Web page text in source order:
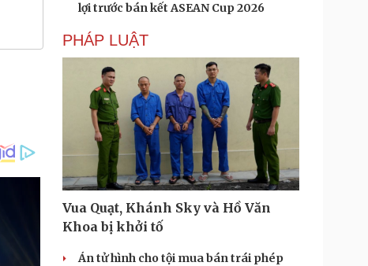
lợi trước bán kết ASEAN Cup 2026
PHÁP LUẬT
Vua Quạt, Khánh Sky và Hồ Văn
Khoa bị khởi tố
Án tử hình cho tội mua bán trái phép